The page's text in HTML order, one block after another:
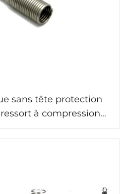
sans tête protection
à compression
ressort